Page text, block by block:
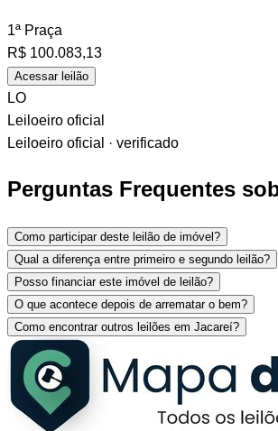
1ª Praça
R$ 100.083,13
Acessar leilão
LO
Leiloeiro oficial
Leiloeiro oficial · verificado
Perguntas Frequentes
Como participar deste leilão de imóvel?
Qual a diferença entre primeiro e segundo leilão?
Posso financiar este imóvel de leilão?
O que acontece depois de arrematar o bem?
Como encontrar outros leilões em Jacareí?